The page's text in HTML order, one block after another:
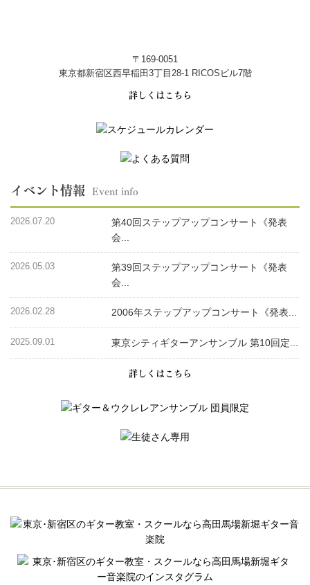
〒169-0051
東京都新宿区西早稲田3丁目28-1 RICOSビル7階
詳しくはこちら
イベント情報 Event info
2026.07.20
第40回ステップアップコンサート《発表
会...
2026.05.03
第39回ステップアップコンサート《発表
会...
2026.02.28 2006年ステップアップコンサート《発表...
2025.09.01 東京シティギターアンサンブル 第10回定...
詳しくはこちら